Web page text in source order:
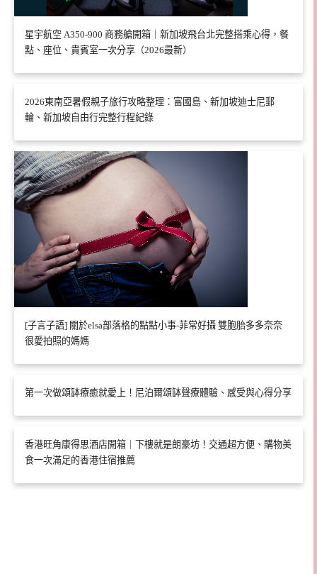
星宇航空 A350-900 商務艙開箱｜新加坡飛台北完整搭乘心得，餐
點、座位、貴賓室一次分享（2026最新）
2026東南亞暑假親子旅行攻略整理：富國島、新加坡迪士尼郵
輪、新加坡自由行完整行程紀錄
[子言子語] 關於elsa部落格的點點小事-菲常好攝 雙胞胎多多奈奈
很愛拍照的媽媽
第一次做頌缽療癒就愛上！尼泊爾頌缽聲療體驗、感受與心得分享
香港旺角康得思酒店開箱｜下樓就是朗豪坊！交通超方便、購物美
食一次滿足的香港住宿推薦